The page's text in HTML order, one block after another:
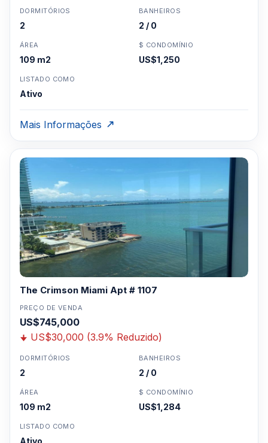
DORMITÓRIOS
2
BANHEIROS
2 / 0
ÁREA
109 m2
$ CONDOMÍNIO
US$1,250
LISTADO COMO
Ativo
Mais Informações
The Crimson Miami Apt # 1107
PREÇO DE VENDA
US$745,000
US$30,000 (3.9% Reduzido)
DORMITÓRIOS
2
BANHEIROS
2 / 0
ÁREA
109 m2
$ CONDOMÍNIO
US$1,284
LISTADO COMO
Ativo